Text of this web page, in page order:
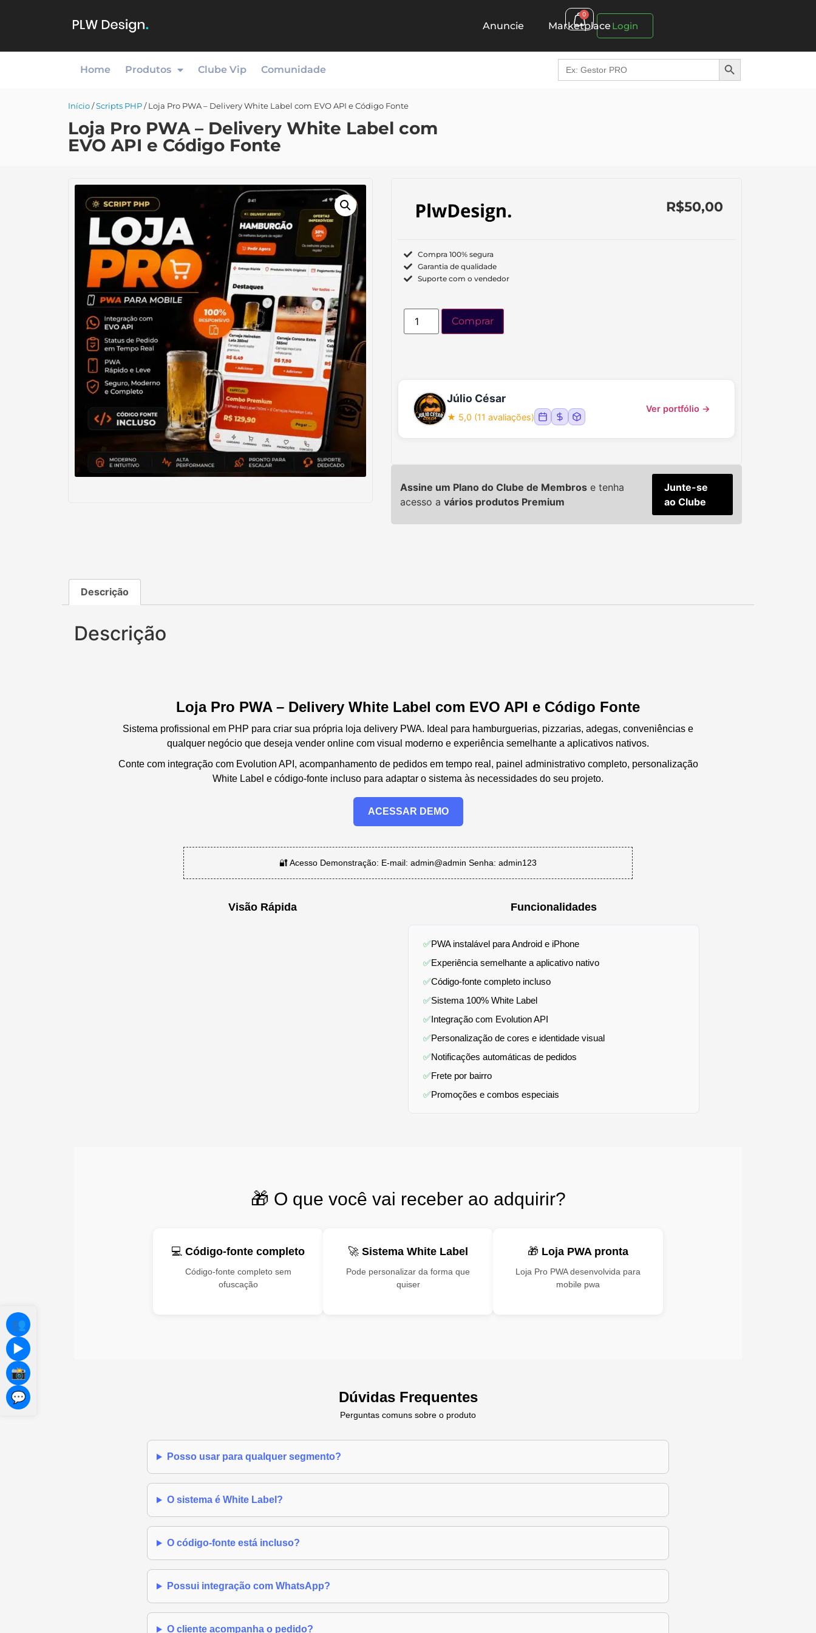
Anuncie Marketplace
0
Login
Home Produtos Clube Vip Comunidade
Search
for:
Search Button
Início/Scripts PHP/ Loja Pro PWA – Delivery White Label com EVO API e Código Fonte
Loja Pro PWA – Delivery White Label com
EVO API e Código Fonte
R$50,00
Compra 100% segura
Garantia de qualidade
Suporte com o vendedor
Comprar
Júlio César
★ 5,0 (11 avaliações)
Ver portfólio →
Assine um Plano do Clube de Membros e tenha
acesso avários produtos Premium
Junte-se
ao Clube
Descrição
Descrição
Loja Pro PWA – Delivery White Label com EVO API e Código Fonte
Sistema profissional em PHP para criar sua própria loja delivery PWA. Ideal para hamburguerias, pizzarias, adegas, conveniências e
qualquer negócio que deseja vender online com visual moderno e experiência semelhante a aplicativos nativos.
Conte com integração com Evolution API, acompanhamento de pedidos em tempo real, painel administrativo completo, personalização
White Label e código-fonte incluso para adaptar o sistema às necessidades do seu projeto.
ACESSAR DEMO
🔐 Acesso Demonstração: E-mail: admin@admin Senha: admin123
Visão Rápida Funcionalidades
✅PWA instalável para Android e iPhone
✅Experiência semelhante a aplicativo nativo
✅Código-fonte completo incluso
✅Sistema 100% White Label
✅Integração com Evolution API
✅Personalização de cores e identidade visual
✅Notificações automáticas de pedidos
✅Frete por bairro
✅Promoções e combos especiais
🎁 O que você vai receber ao adquirir?
💻 Código-fonte completo
Código-fonte completo sem
ofuscação
🚀 Sistema White Label
Pode personalizar da forma que
quiser
🎁 Loja PWA pronta
Loja Pro PWA desenvolvida para
mobile pwa
Dúvidas Frequentes
Perguntas comuns sobre o produto
Posso usar para qualquer segmento?
O sistema é White Label?
O código-fonte está incluso?
Possui integração com WhatsApp?
O cliente acompanha o pedido?
👥
▶️
📸
💬